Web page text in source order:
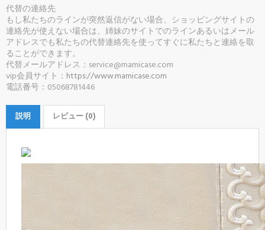
代替の連絡先
もし私たちのラインが突然返信がない場合、ショッピングサイトの
連絡先が使えない場合は、姉妹のサイトでのラインあるいはメール
アドレスでも私たちの代替連絡先を使ってすぐに私たちと連絡を取
ることができます。
代替メールアドレス：service@mamicase.com
vip会員サイト： https://www.mamicase.com
電話番号：05068781446
説明 レビュー (0)